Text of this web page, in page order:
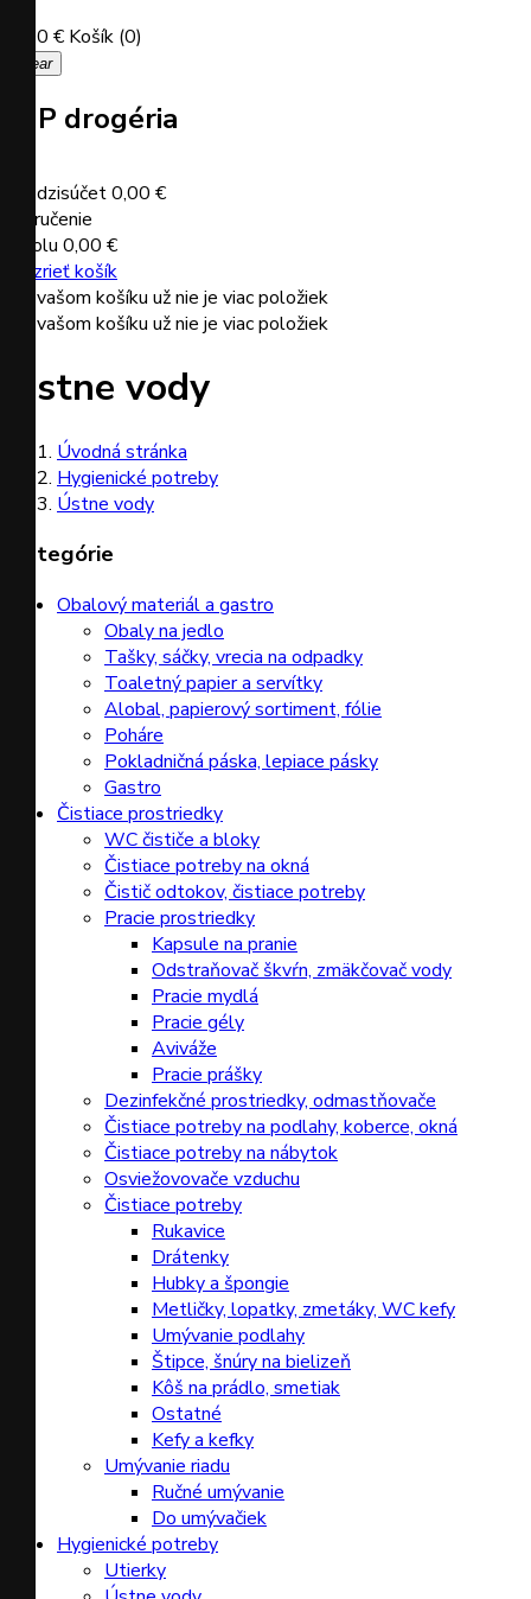
0,00 € Košík (0)
clear
VIP drogéria
Medzisúčet0,00 €
Doručenie
Spolu 0,00 €
Pozrieť košík
Vo vašom košíku už nie je viac položiek
Vo vašom košíku už nie je viac položiek
Ústne vody
Úvodná stránka
Hygienické potreby
Ústne vody
Kategórie
Obalový materiál a gastro
Obaly na jedlo
Tašky, sáčky, vrecia na odpadky
Toaletný papier a servítky
Alobal, papierový sortiment, fólie
Poháre
Pokladničná páska, lepiace pásky
Gastro
Čistiace prostriedky
WC čističe a bloky
Čistiace potreby na okná
Čistič odtokov, čistiace potreby
Pracie prostriedky
Kapsule na pranie
Odstraňovač škvŕn, zmäkčovač vody
Pracie mydlá
Pracie gély
Aviváže
Pracie prášky
Dezinfekčné prostriedky, odmastňovače
Čistiace potreby na podlahy, koberce, okná
Čistiace potreby na nábytok
Osviežovovače vzduchu
Čistiace potreby
Rukavice
Drátenky
Hubky a špongie
Metličky, lopatky, zmetáky, WC kefy
Umývanie podlahy
Štipce, šnúry na bielizeň
Kôš na prádlo, smetiak
Ostatné
Kefy a kefky
Umývanie riadu
Ručné umývanie
Do umývačiek
Hygienické potreby
Utierky